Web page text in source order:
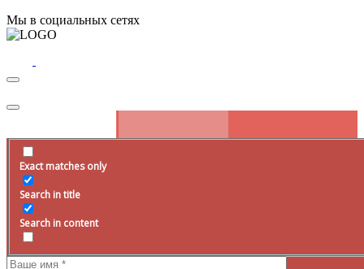
Мы в социальных сетях
Exact matches only
Search in title
Search in content
Запись на прием
Оставьте заявку на сайте, наш специалист свяжется с вами в
ближайшее